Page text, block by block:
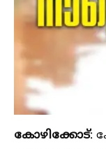
കോഴിക്കോട്: